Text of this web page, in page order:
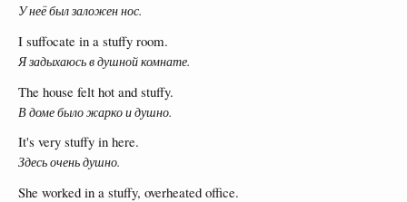
У неё был заложен нос.
I suffocate in a stuffy room.
Я задыхаюсь в душной комнате.
The house felt hot and stuffy.
В доме было жарко и душно.
It's very stuffy in here.
Здесь очень душно.
She worked in a stuffy, overheated office.